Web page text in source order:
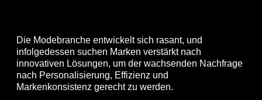
Die Modebranche entwickelt sich rasant, und
infolgedessen suchen Marken verstärkt nach
innovativen Lösungen, um der wachsenden Nachfrage
nach Personalisierung, Effizienz und
Markenkonsistenz gerecht zu werden.